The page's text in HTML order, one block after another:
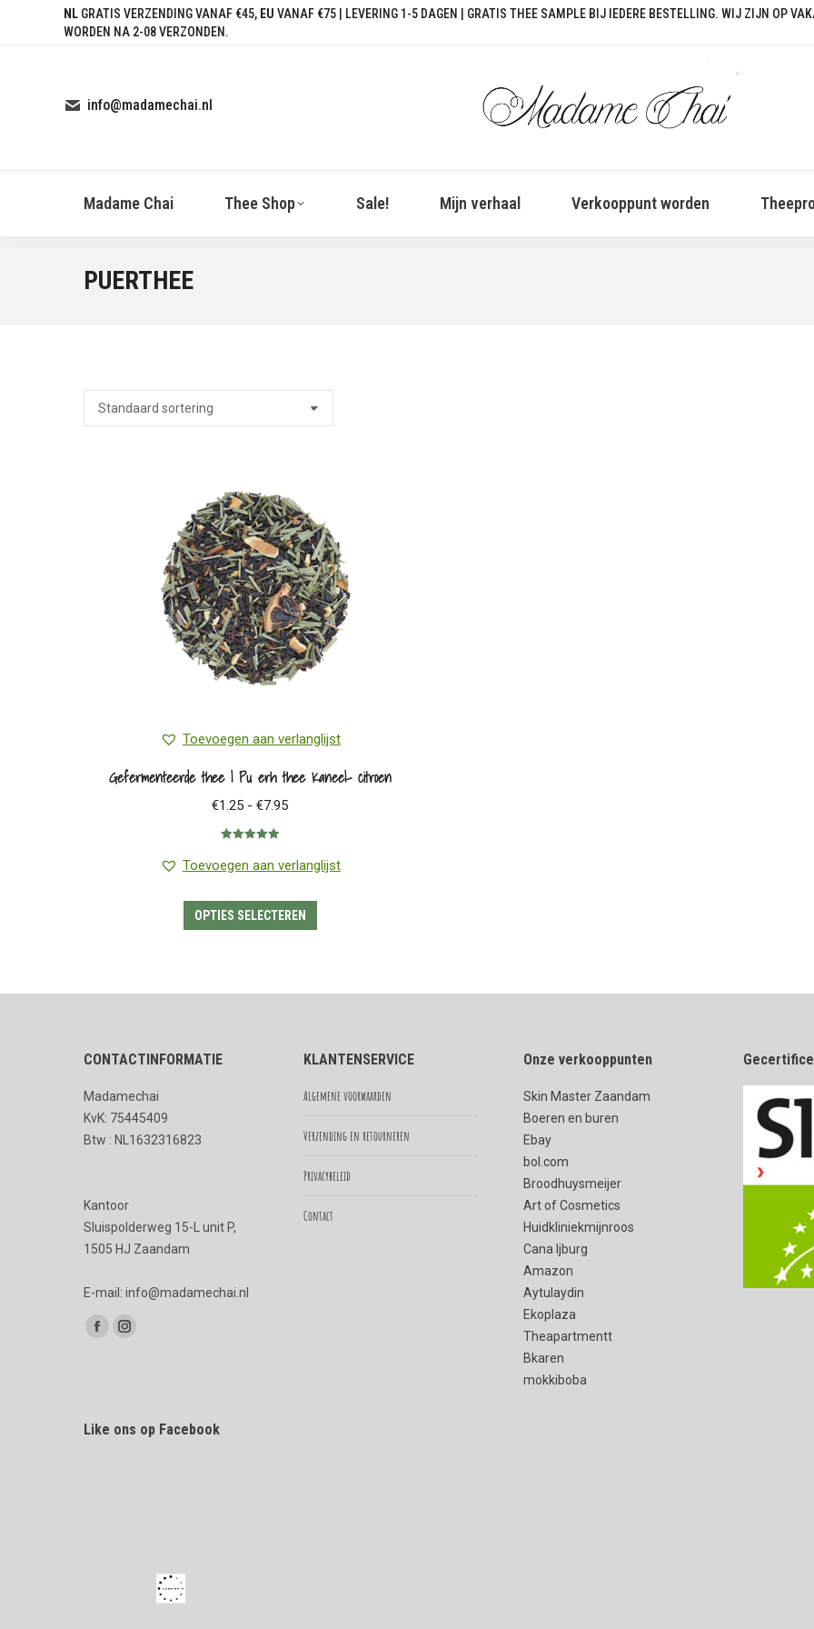
NL GRATIS VERZENDING VANAF €45, EU VANAF €75 | LEVERING 1-5 DAGEN | GRATIS THEE SAMPLE BIJ IEDERE BESTELLING. WIJ ZIJN OP
WORDEN NA 2-08 VERZONDEN.
info@madamechai.nl
Madame Chai Thee Shop Sale! Mijn verhaal Verkooppunt worden
PUERTHEE
Toevoegen aan verlanglijst
Gefermenteerde thee | Pu erh thee Kaneel- citroen
€1.25 - €7.95Prijsklasse:
€7.95
5.00 uit 5
Toevoegen aan verlanglijst
OPTIES SELECTEREN
optie
worden
de
CONTACTINFORMATIE
Madamechai
KvK: 75445409
Btw : NL1632316823
Kantoor
Sluispolderweg 15-L unit P,
1505 HJ Zaandam
E-mail: info@madamechai.nl
Vind ons op:
Facebook
new
Instagram
new
KLANTENSERVICE
Algemene voorwaarden
Verzending en retourneren
Privacybeleid
Contact
Onze verkooppunten
Skin Master Zaandam
Boeren en buren
Ebay
bol.com
Broodhuysmeijer
Art of Cosmetics
Huidkliniekmijnroos
Cana Ijburg
Amazon
Aytulaydin
Ekoplaza
Theapartmentt
Bkaren
mokkiboba
Like ons op Facebook